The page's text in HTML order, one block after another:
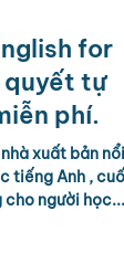
for
quyết tự
phí.